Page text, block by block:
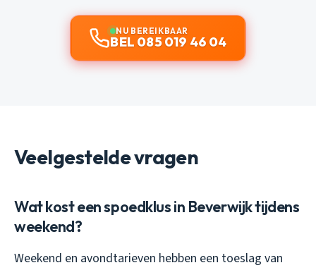
NU BEREIKBAAR
BEL 085 019 46 04
Veelgestelde vragen
Wat kost een spoedklus in Beverwijk tijdens
weekend?
Weekend en avondtarieven hebben een toeslag van